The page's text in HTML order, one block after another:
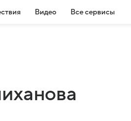
Видео Все сервисы